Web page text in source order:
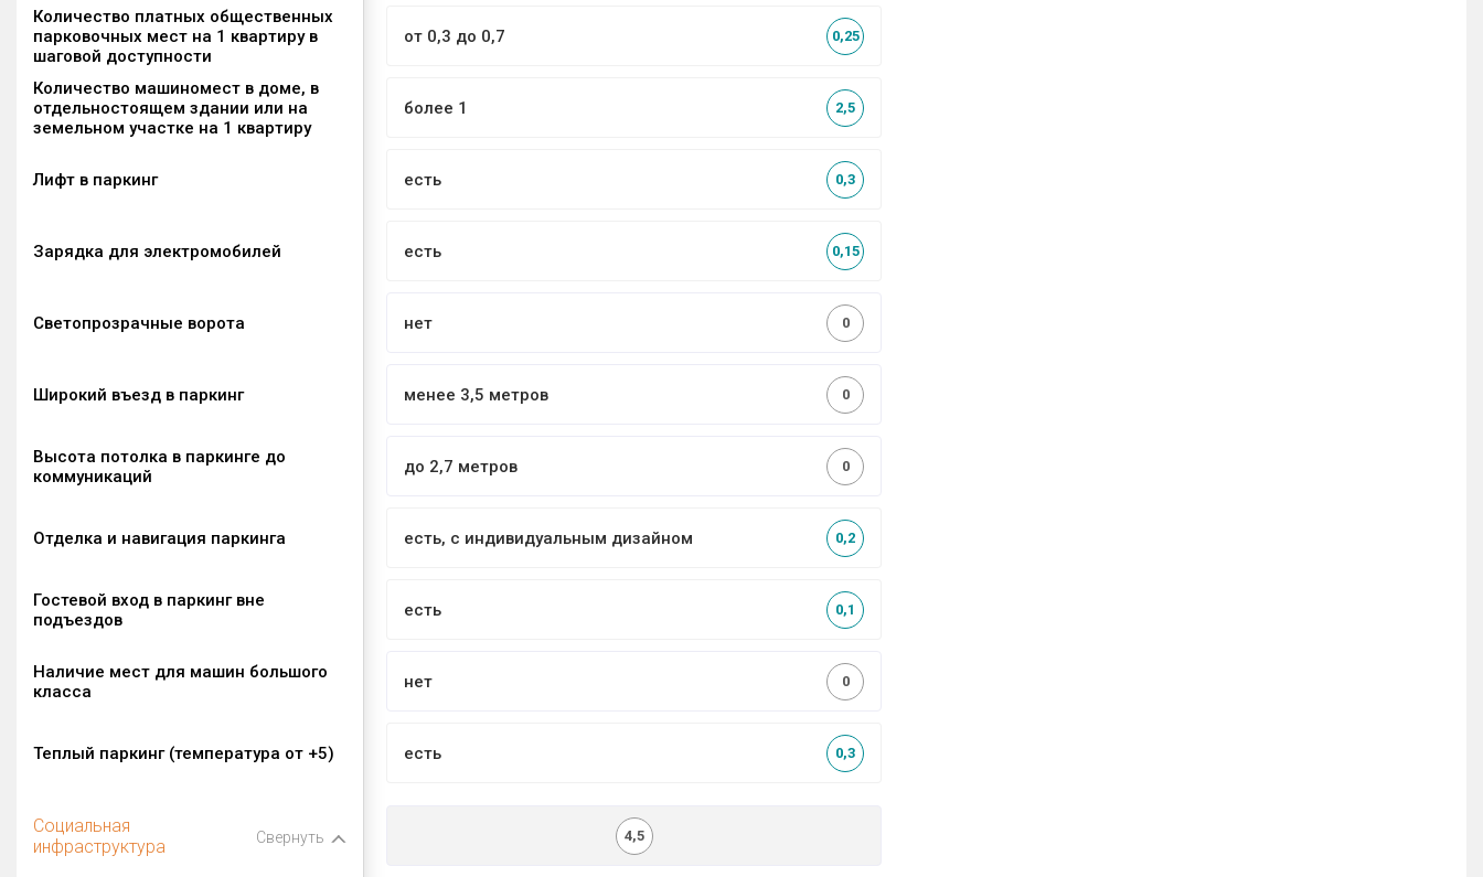
Количество платных общественных
парковочных мест на 1 квартиру в
шаговой доступности
от 0,3 до 0,7 0,25
Количество машиномест в доме, в
отдельностоящем здании или на
земельном участке на 1 квартиру
более 1 2,5
Лифт в паркинг есть 0,3
Зарядка для электромобилей есть 0,15
Светопрозрачные ворота нет 0
Широкий въезд в паркинг менее 3,5 метров 0
Высота потолка в паркинге до
коммуникаций
до 2,7 метров 0
Отделка и навигация паркинга есть, с индивидуальным дизайном 0,2
Гостевой вход в паркинг вне
подъездов
есть 0,1
Наличие мест для машин большого
класса
нет 0
Теплый паркинг (температура от +5) есть 0,3
Социальная
инфраструктура
Свернуть 4,5